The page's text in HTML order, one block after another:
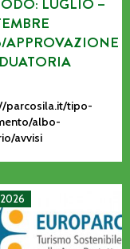
LUGLIO –
APPROVAZIONE
parcosila.it/tipo-
albo-
avvisi
come processo